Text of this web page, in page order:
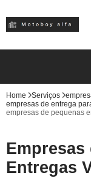
Home Serviços
empresas de entrega
empresas de pequenas
Empresas
Entregas